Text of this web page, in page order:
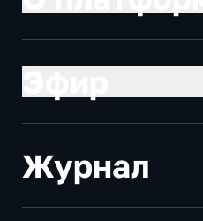
Журнал